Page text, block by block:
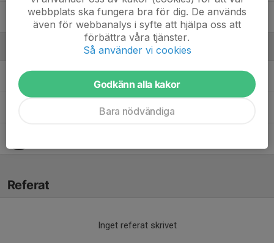
97. Adam Andersson
Sportgruppen
Referat
Inget referat skrivet
webbplats ska fungera bra för dig. De används
även för webbanalys i syfte att hjälpa oss att
förbättra våra tjänster.
Så använder vi cookies
Godkänn alla kakor
Bara nödvändiga